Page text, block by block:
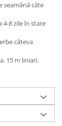
seamănă câte
4-8 zile în stare
câteva
15 m liniari.